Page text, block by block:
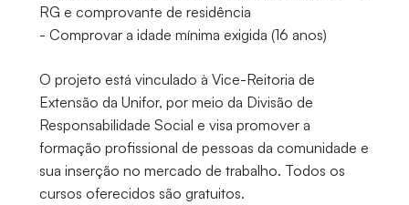
RG e comprovante de residência
- Comprovar a idade mínima exigida (16 anos)
O projeto está vinculado à Vice-Reitoria de
Extensão da Unifor, por meio da Divisão de
Responsabilidade Social e visa promover a
formação profissional de pessoas da comunidade e
sua inserção no mercado de trabalho. Todos os
cursos oferecidos são gratuitos.